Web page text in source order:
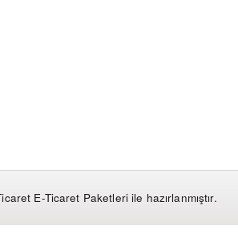
E-Ticaret Paketleriile hazırlanmıştır.